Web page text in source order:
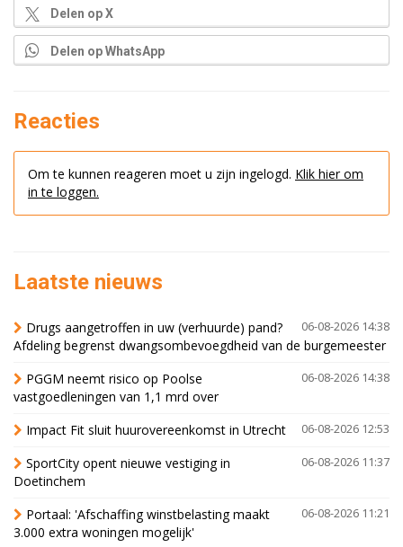
Delen op X
Delen op WhatsApp
Reacties
Om te kunnen reageren moet u zijn ingelogd. Klik hier om
in te loggen.
Laatste nieuws
06-08-2026 14:38
Drugs aangetroffen in uw (verhuurde) pand?
Afdeling begrenst dwangsombevoegdheid van de burgemeester
06-08-2026 14:38
PGGM neemt risico op Poolse
vastgoedleningen van 1,1 mrd over
06-08-2026 12:53
Impact Fit sluit huurovereenkomst in Utrecht
06-08-2026 11:37
SportCity opent nieuwe vestiging in
Doetinchem
06-08-2026 11:21
Portaal: 'Afschaffing winstbelasting maakt
3.000 extra woningen mogelijk'